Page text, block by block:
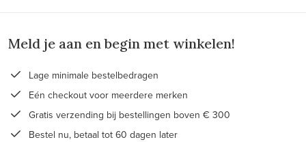
Meld je aan en begin met winkelen!
Lage minimale bestelbedragen
Eén checkout voor meerdere merken
Gratis verzending bij bestellingen boven € 300
Bestel nu, betaal tot 60 dagen later